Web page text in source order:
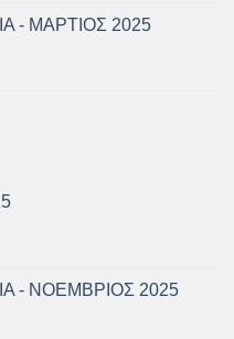
- ΜΑΡΤΙΟΣ 2025
- ΝΟΕΜΒΡΙΟΣ 2025